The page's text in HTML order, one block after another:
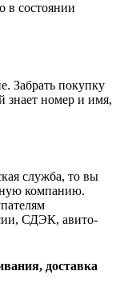
в состоянии
Забрать покупку
знает номер и имя,
служба, то вы
компанию.
СДЭК, авито-
доставка